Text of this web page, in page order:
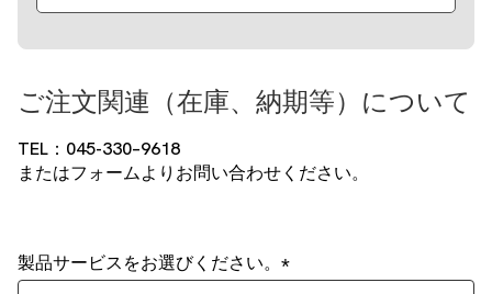
ご注文関連（在庫、納期等）について
TEL：045-330–9618
またはフォームよりお問い合わせください。
製品サービスをお選びください。